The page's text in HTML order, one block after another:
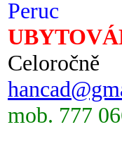
Peruc
Celoročně
mob. 777